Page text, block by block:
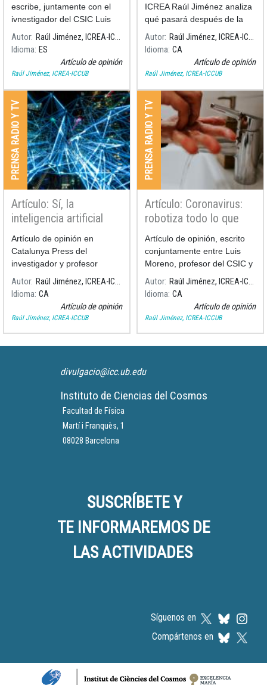
escribe, juntamente con el
ivnestigador del CSIC Luis
Moreno, sobre como será la
universidad en la llamada
"nueva normalidad".
Autor
Raúl Jiménez, ICREA-ICCUB
Idioma ES
Artículo de opinión
Raúl Jiménez, ICREA-ICCUB
ICREA Raúl Jiménez analiza
qué pasará después de la
pandemia del Covid-19.
Autor
Raúl Jiménez, ICREA-ICCUB
Idioma CA
Artículo de opinión
Raúl Jiménez, ICREA-ICCUB
PRENSA RADIO Y TV
Artículo: Sí, la
inteligencia artificial
podría haver parado el
Covid-19
Artículo de opinión en
Catalunya Press del
investigador y profesor
ICREA en nuestro instituto
Raúl Jiménez, junto con Luis
Autor
Raúl Jiménez, ICREA-ICCUB
Idioma CA
Artículo de opinión
Raúl Jiménez, ICREA-ICCUB
PRENSA RADIO Y TV
Artículo: Coronavirus:
robotiza todo lo que
puedas
Artículo de opinión, escrito
conjuntamente entre Luis
Moreno, profesor del CSIC y
Raúl Jiménez, investigador
en el ICCUB y profesor
Autor
Raúl Jiménez, ICREA-ICCUB
Idioma CA
Artículo de opinión
Raúl Jiménez, ICREA-ICCUB
divulgacio@icc.ub.edu
Instituto de Ciencias del Cosmos
Facultad de Física
Martí i Franquès, 1
08028 Barcelona
SUSCRÍBETE Y
TE INFORMAREMOS DE
LAS ACTIVIDADES
Síguenos en
Compártenos en
Logos footer